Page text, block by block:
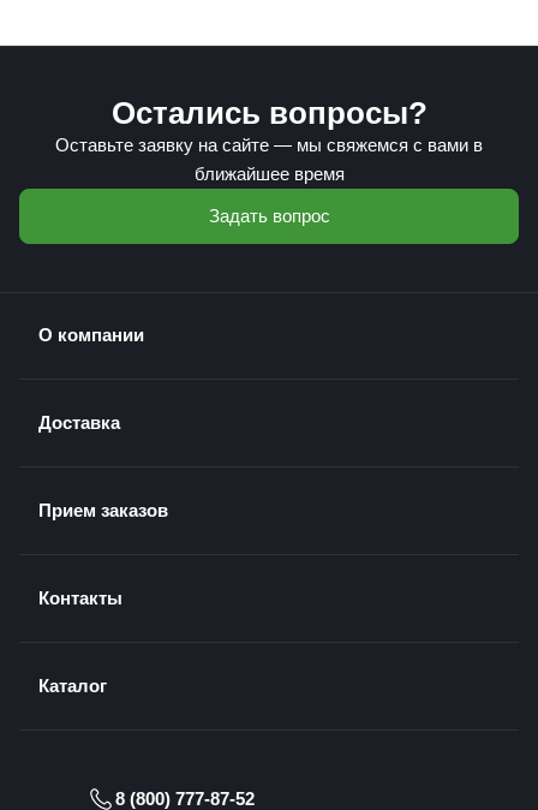
Остались вопросы?
Оставьте заявку на сайте — мы свяжемся с вами в
ближайшее время
Задать вопрос
О компании
Доставка
Прием заказов
Контакты
Каталог
8 (800) 777-87-52